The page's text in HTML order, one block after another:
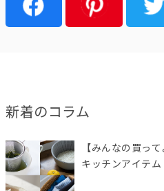
新着のコラム
【みんなの買っ
キッチンアイテム